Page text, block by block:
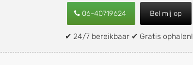
06-40719624 Bel mij op
✔ 24/7 bereikbaar ✔ Gratis ophalen!